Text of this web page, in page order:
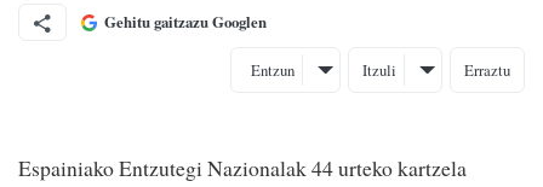
Gehitu gaitzazu Googlen
Entzun Itzuli Erraztu
Espainiako Entzutegi Nazionalak 44 urteko kartzela